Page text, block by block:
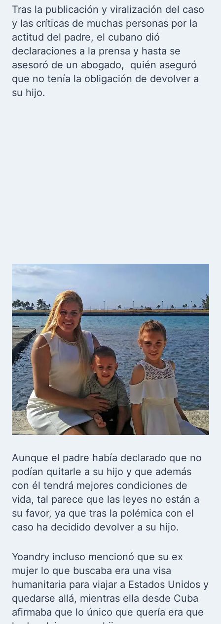
Tras la publicación y viralización del caso
y las críticas de muchas personas por la
actitud del padre, el cubano dió
declaraciones a la prensa y hasta se
asesoró de un abogado, quién aseguró
que no tenía la obligación de devolver a
su hijo.
Aunque el padre había declarado que no
podían quitarle a su hijo y que además
con él tendrá mejores condiciones de
vida, tal parece que las leyes no están a
su favor, ya que tras la polémica con el
caso ha decidido devolver a su hijo.
Yoandry incluso mencionó que su ex
mujer lo que buscaba era una visa
humanitaria para viajar a Estados Unidos y
quedarse allá, mientras ella desde Cuba
afirmaba que lo único que quería era que